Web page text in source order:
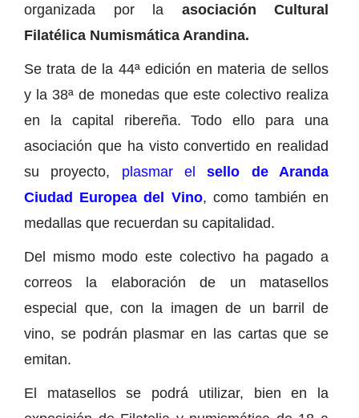
organizada por la asociación Cultural
Filatélica Numismática Arandina.
Se trata de la 44ª edición en materia de sellos
y la 38ª de monedas que este colectivo realiza
en la capital ribereña. Todo ello para una
asociación que ha visto convertido en realidad
su proyecto, plasmar elsello de Aranda
Ciudad Europea del Vino, como también en
medallas que recuerdan su capitalidad.
Del mismo modo este colectivo ha pagado a
correos la elaboración de un matasellos
especial que, con la imagen de un barril de
vino, se podrán plasmar en las cartas que se
emitan.
El matasellos se podrá utilizar, bien en la